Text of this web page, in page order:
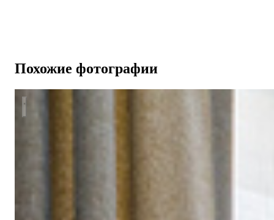
Похожие фотографии
Стильная квартира в ЖК Медный 3.14